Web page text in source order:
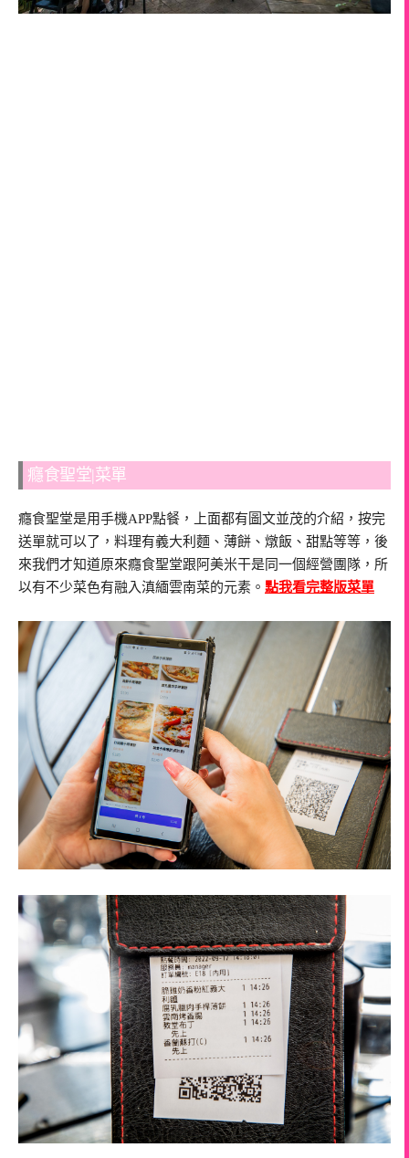
癮食聖堂|菜單
癮食聖堂是用手機APP點餐，上面都有圖文並茂的介紹，按完
送單就可以了，料理有義大利麵、薄餅、燉飯、甜點等等，後
來我們才知道原來癮食聖堂跟阿美米干是同一個經營團隊，所
以有不少菜色有融入滇緬雲南菜的元素。 點我看完整版菜單